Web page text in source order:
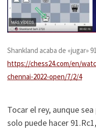
Shankland acaba de «jugar»
https://chess24.com/en/
chennai-2022-open/7/2/4
Tocar el rey, aunque
solo puede hacer